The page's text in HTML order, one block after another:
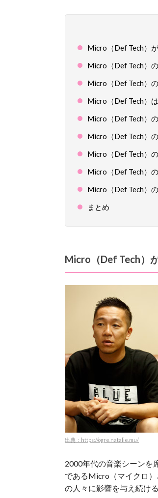
Micro（Def Tech）
Micro（Def Tech）
Micro（Def Tech）
Micro（Def Tech）
Micro（Def Tech）
Micro（Def Tech）
Micro（Def Tech）
Micro（Def Tech）
Micro（Def Tech）
まとめ
Micro（Def Tech）
出典：https://ogre.natalie.mu/
2000年代の音楽シーンを
であるMicro（マイクロ
の人々に影響を与え続け